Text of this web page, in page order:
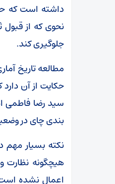
داشته است که
نحوی که از قبول
جلوگیری کند.
مطالعه تاریخ
حکایت از آن
سید رضا فاطمی
بندی چای در
نکته بسیار
هیچگونه نظارت
اعمال نشده